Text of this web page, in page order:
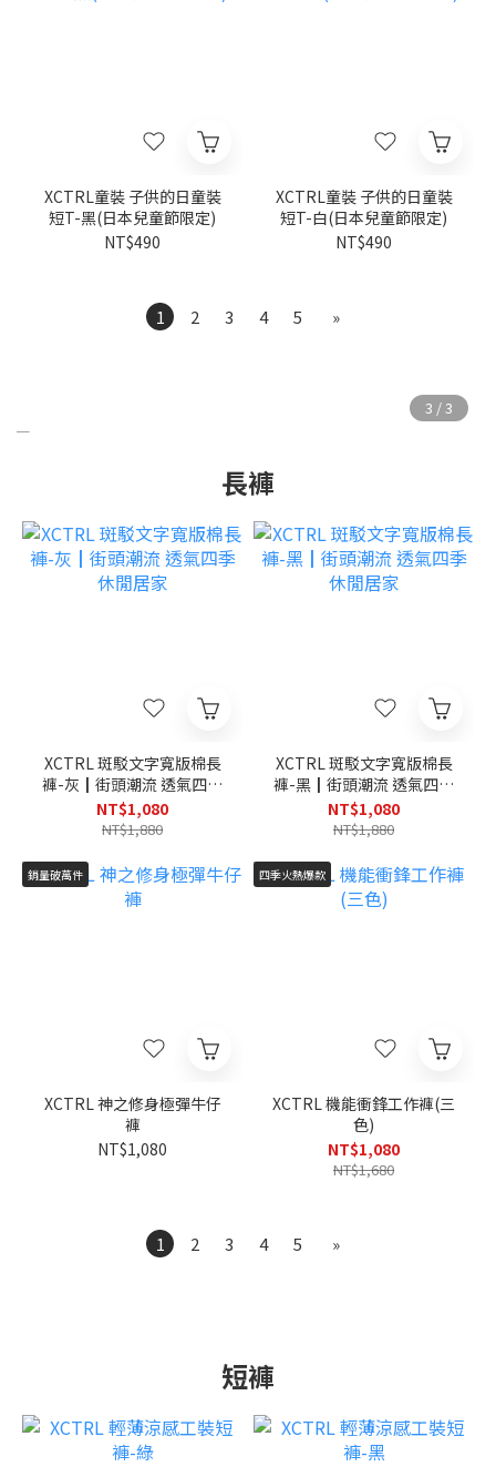
XCTRL童裝 子供的日童裝
短T-黑(日本兒童節限定)
NT$490
XCTRL童裝 子供的日童裝
短T-白(日本兒童節限定)
NT$490
1 2 3 4 5 »
長褲
XCTRL 斑駁文字寬版棉長
褲-灰┃街頭潮流 透氣四季
休閒居家
NT$1,080
NT$1,880
XCTRL 斑駁文字寬版棉長
褲-黑┃街頭潮流 透氣四季
休閒居家
NT$1,080
NT$1,880
銷量破萬件
XCTRL 神之修身極彈牛仔
褲
NT$1,080
四季火熱爆款
XCTRL 機能衝鋒工作褲(三
色)
NT$1,080
NT$1,680
1 2 3 4 5 »
短褲